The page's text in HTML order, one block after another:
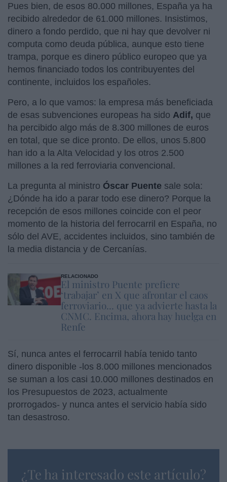
Pues bien, de esos 80.000 millones, España ya ha
recibido alrededor de 61.000 millones. Insistimos,
dinero a fondo perdido, que ni hay que devolver ni
computa como deuda pública, aunque esto tiene
trampa, porque es dinero público europeo que ya
hemos financiado todos los contribuyentes del
continente, incluidos los españoles.
Pero, a lo que vamos: la empresa más beneficiada
de esas subvenciones europeas ha sido Adif, que
ha percibido algo más de 8.300 millones de euros
en total, que se dice pronto. De ellos, unos 5.800
han ido a la Alta Velocidad y los otros 2.500
millones a la red ferroviaria convencional.
La pregunta al ministro Óscar Puente sale sola:
¿Dónde ha ido a parar todo ese dinero? Porque la
recepción de esos millones coincide con el peor
momento de la historia del ferrocarril en España, no
sólo del AVE, accidentes incluidos, sino también de
la media distancia y de Cercanías.
RELACIONADO
El ministro Puente prefiere
‘trabajar’ en X que afrontar el caos
ferroviario... que ya advierte hasta la
CNMC. Encima, ahora hay huelga en
Renfe
Sí, nunca antes el ferrocarril había tenido tanto
dinero disponible -los 8.000 millones mencionados
se suman a los casi 10.000 millones destinados en
los Presupuestos de 2023, actualmente
prorrogados- y nunca antes el servicio había sido
tan desastroso.
¿Te ha interesado este artículo?